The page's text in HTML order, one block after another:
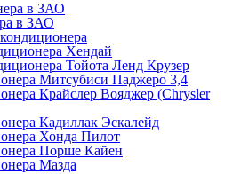
в ЗАО
в ЗАО
Хендай
Тойота Ленд Крузер
Митсубиси Паджеро 3,4
Крайслер Вояджер (Chrysler
Кадиллак Эскалейд
Хонда Пилот
Порше Кайен
Мазда